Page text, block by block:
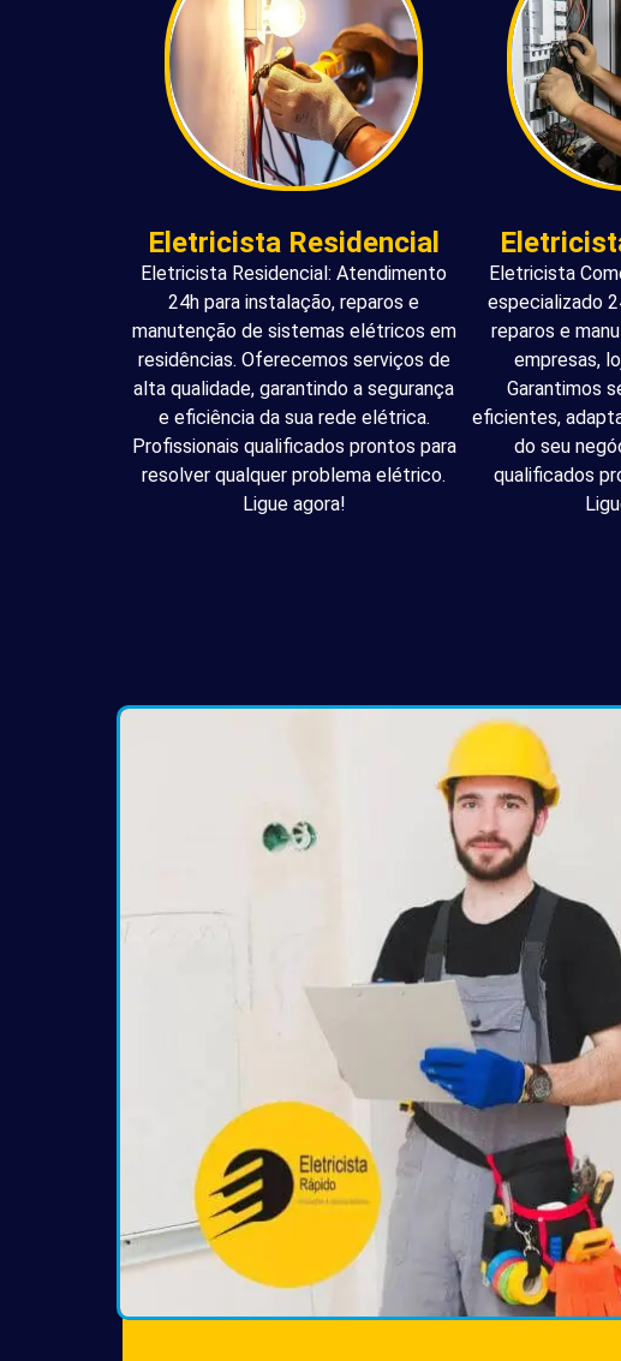
Eletricista Residencial
Eletricista Residencial: Atendimento
24h para instalação, reparos e
manutenção de sistemas elétricos em
residências. Oferecemos serviços de
alta qualidade, garantindo a segurança
e eficiência da sua rede elétrica.
Profissionais qualificados prontos para
resolver qualquer problema elétrico.
Ligue agora!
Eletricista
especializado
reparos e
empresas,
Garantimos
eficientes,
do seu
qualificados